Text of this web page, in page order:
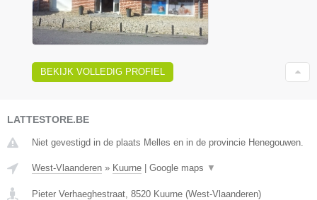
BEKIJK VOLLEDIG PROFIEL
LATTESTORE.BE
Niet gevestigd in de plaats Melles en in de provincie Henegouwen.
West-Vlaanderen » Kuurne Google maps ▼
Pieter Verhaeghestraat 8520 Kuurne (West-Vlaanderen)